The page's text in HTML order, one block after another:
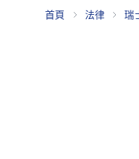
首頁 法律 瑞